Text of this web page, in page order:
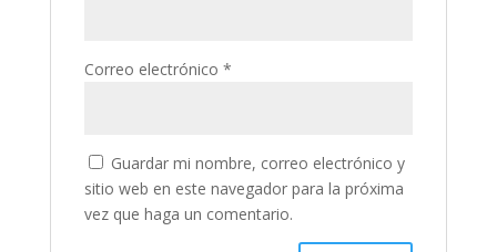
Correo electrónico *
Guardar mi nombre, correo electrónico y
sitio web en este navegador para la próxima
vez que haga un comentario.